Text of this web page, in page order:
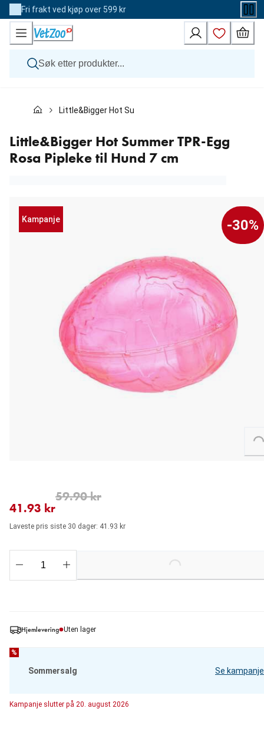
Skip
to
Content
Fri frakt ved kjøp over 599 kr
Katt
Andre dyr
Merker
Nyheter
Little&Bigger Hot Summer TPR-Egg Rosa Pipleke til
Little&Bigger Hot Summer TPR-Egg
Rosa Pipleke til Hund 7 cm
Kampanje -30%
Loading...
Hjemlevering Uten lager
%
Sommersalg Se kampanje
Kampanje slutter på 20. august 2026
41.93 kr
nåværende pris 41.93 kr
59.90 kr
opprinnelig pris 59.90 kr
Laveste pris siste 30 dager: 41.93 kr
Loading...